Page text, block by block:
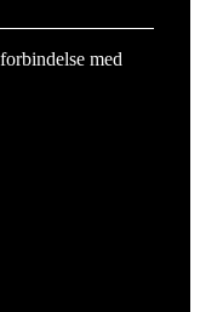
med